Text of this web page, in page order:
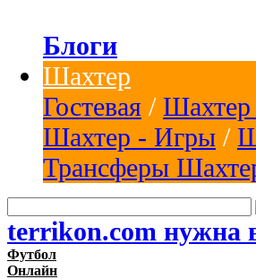
Блоги
Шахтер
Гостевая / Шахтер
Шахтер - Игры /
Трансферы
terrikon.com нужна
Футбол
Онлайн